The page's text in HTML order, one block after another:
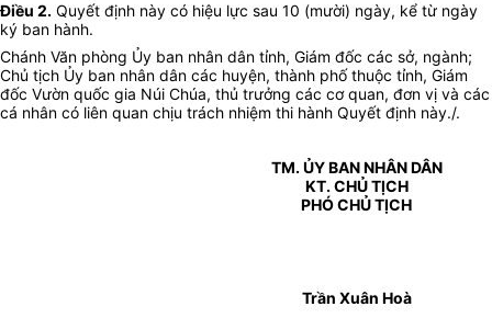
Điều 2. Quyết định này có hiệu lực sau 10 (mười) ngày, kể từ ngày
ký ban hành.
Chánh Văn phòng Ủy ban nhân dân tỉnh, Giám đốc các sở, ngành;
Chủ tịch Ủy ban nhân dân các huyện, thành phố thuộc tỉnh, Giám
đốc Vườn quốc gia Núi Chúa, thủ trưởng các cơ quan, đơn vị và các
cá nhân có liên quan chịu trách nhiệm thi hành Quyết định này./.
TM. ỦY BAN NHÂN DÂN
KT. CHỦ TỊCH
PHÓ CHỦ TỊCH
Trần Xuân Hoà